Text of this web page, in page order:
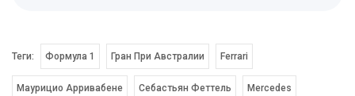
Теги: Формула 1 Гран При Австралии Ferrari
Маурицио Арривабене Себастьян Феттель Mercedes